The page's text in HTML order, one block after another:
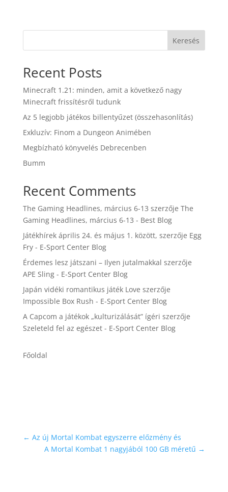
Keresés
Recent Posts
Minecraft 1.21: minden, amit a következő nagy
Minecraft frissítésről tudunk
Az 5 legjobb játékos billentyűzet (összehasonlítás)
Exkluzív: Finom a Dungeon Animében
Megbízható könyvelés Debrecenben
Bumm
Recent Comments
The Gaming Headlines, március 6-13 szerzője The
Gaming Headlines, március 6-13 - Best Blog
Játékhírek április 24. és május 1. között, szerzője Egg
Fry - E-Sport Center Blog
Érdemes lesz játszani – Ilyen jutalmakkal szerzője
APE Sling - E-Sport Center Blog
Japán vidéki romantikus játék Love szerzője
Impossible Box Rush - E-Sport Center Blog
A Capcom a játékok „kulturizálását” ígéri szerzője
Szeleteld fel az egészet - E-Sport Center Blog
Főoldal
← Az új Mortal Kombat egyszerre előzmény és
A Mortal Kombat 1 nagyjából 100 GB méretű →